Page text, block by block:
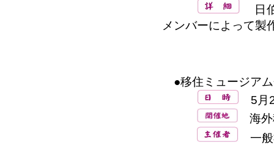
日伯
メンバーによって製
●移住ミュージア
5月
海外
一般